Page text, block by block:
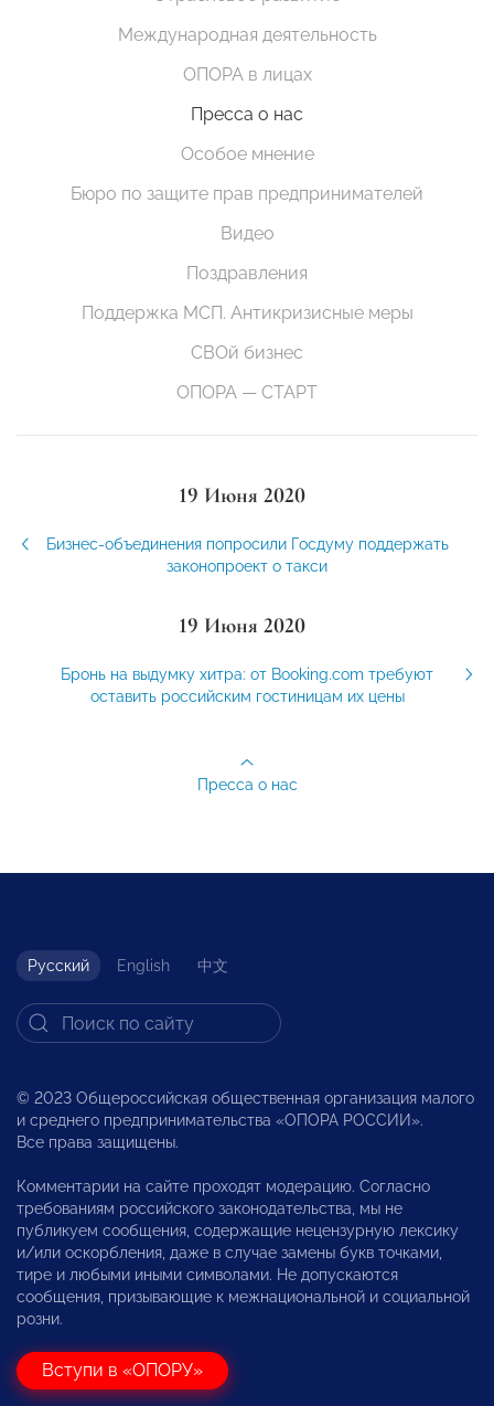
Международная деятельность
ОПОРА в лицах
Пресса о нас
Особое мнение
Бюро по защите прав предпринимателей
Видео
Поздравления
Поддержка МСП. Антикризисные меры
СВОй бизнес
ОПОРА — СТАРТ
19 Июня 2020
Бизнес-объединения попросили Госдуму поддержать
законопроект о такси
19 Июня 2020
Бронь на выдумку хитра: от Booking.com требуют
оставить российским гостиницам их цены
Пресса о нас
Русский English 中文
© 2023 Общероссийская общественная организация малого
и среднего предпринимательства «ОПОРА РОССИИ».
Все права защищены.
Комментарии на сайте проходят модерацию. Согласно
требованиям российского законодательства, мы не
публикуем сообщения, содержащие нецензурную лексику
и/или оскорбления, даже в случае замены букв точками,
тире и любыми иными символами. Не допускаются
сообщения, призывающие к межнациональной и социальной
розни.
Вступи в «ОПОРУ»